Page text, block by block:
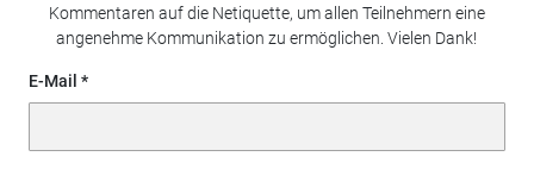
Kommentaren auf die Netiquette, um allen Teilnehmern eine
angenehme Kommunikation zu ermöglichen. Vielen Dank!
E-Mail